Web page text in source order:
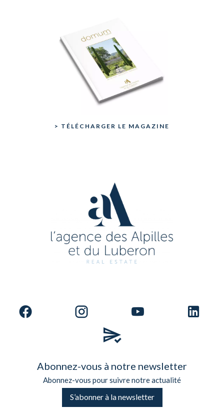
> TÉLÉCHARGER LE MAGAZINE
Abonnez-vous à notre newsletter
Abonnez-vous pour suivre notre actualité
S’abonner à la newsletter